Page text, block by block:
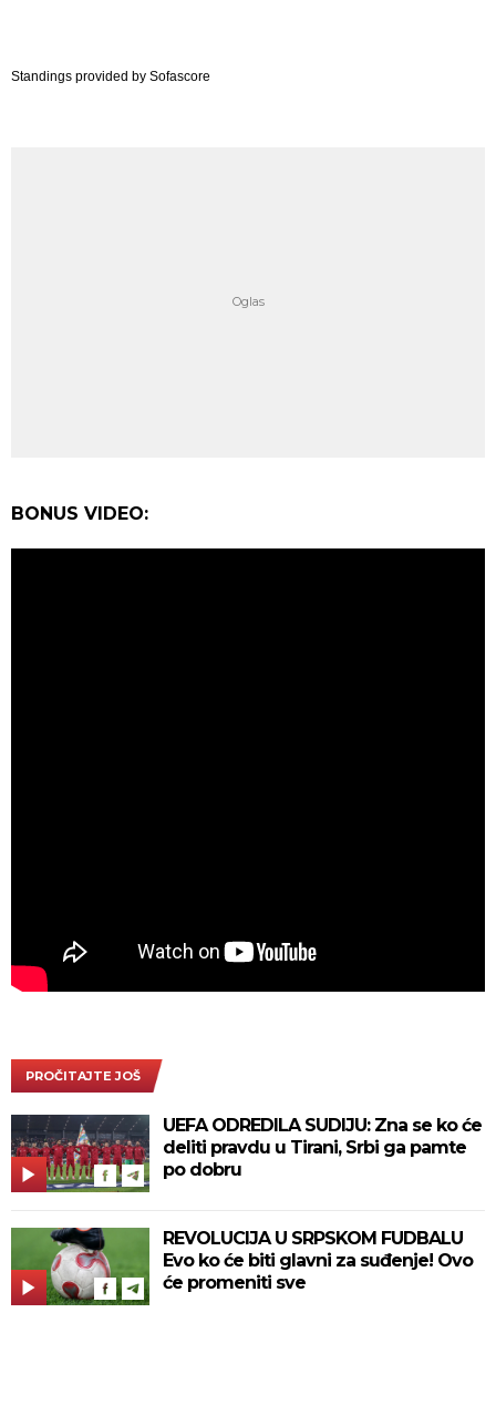
Standings provided by Sofascore
BONUS VIDEO:
PROČITAJTE JOŠ
UEFA ODREDILA SUDIJU: Zna se ko će
deliti pravdu u Tirani, Srbi ga pamte
po dobru
REVOLUCIJA U SRPSKOM FUDBALU
Evo ko će biti glavni za suđenje! Ovo
će promeniti sve